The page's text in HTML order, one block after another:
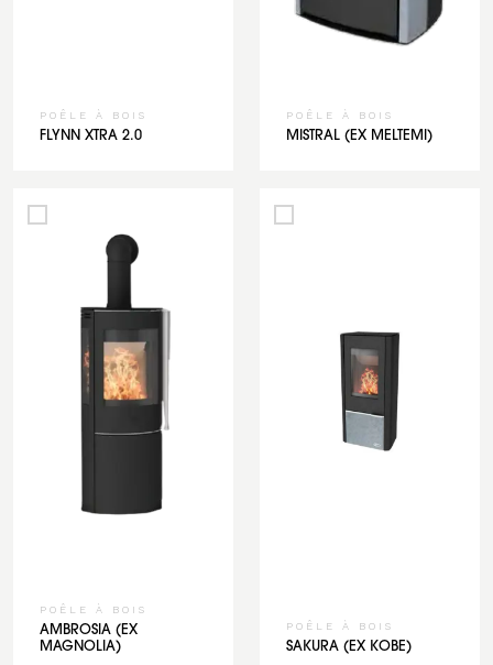
POÊLE À BOIS
FLYNN XTRA 2.0
POÊLE À BOIS
MISTRAL (EX MELTEMI)
POÊLE À BOIS
AMBROSIA (EX
MAGNOLIA)
POÊLE À BOIS
SAKURA (EX KOBE)